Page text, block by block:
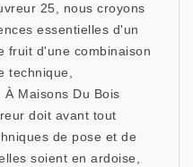
25, nous croyons
essentielles d'un
fruit d'une combinaison
technique,
Maisons Du Bois
doit avant tout
de pose et de
soient en ardoise,